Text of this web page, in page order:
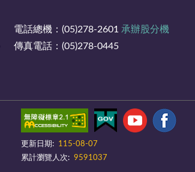
電話總機：(05)278-2601 承辦股分機
傳真電話：(05)278-0445
更新日期:
115-08-07
累計瀏覽人次: 9591037